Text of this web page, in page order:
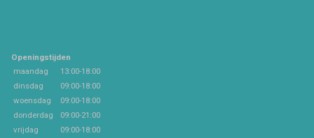
Openingstijden
maandag
13:00-18:00
dinsdag
09:00-18:00
woensdag
09:00-18:00
donderdag
09:00-21:00
vrijdag
09:00-18:00